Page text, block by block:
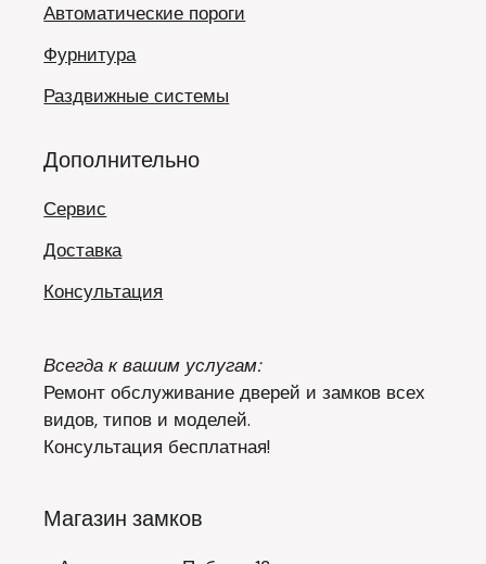
Автоматические пороги
Фурнитура
Раздвижные системы
Дополнительно
Сервис
Доставка
Консультация
Всегда к вашим услугам:
Ремонт обслуживание дверей и замков всех
видов, типов и моделей.
Консультация бесплатная!
Магазин замков